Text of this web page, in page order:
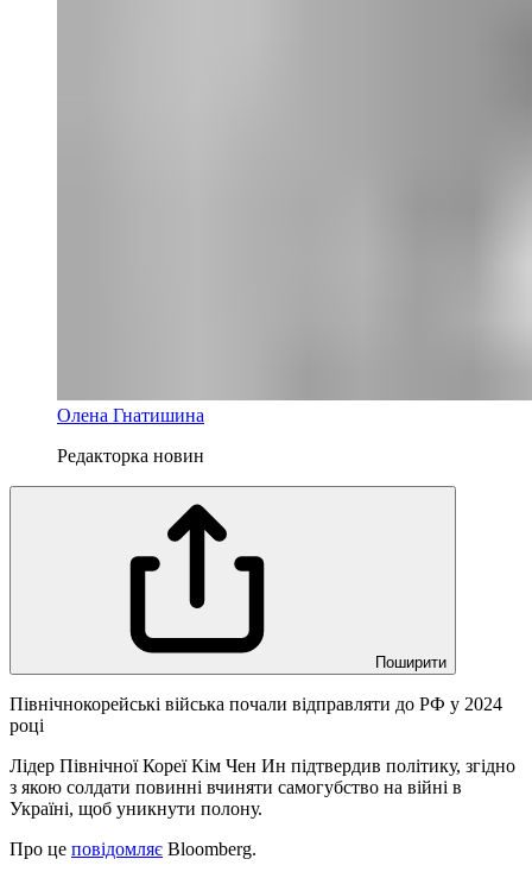
Олена Гнатишина
Редакторка новин
Поширити
Північнокорейські війська почали відправляти до РФ у 2024
році
Лідер Північної Кореї Кім Чен Ин підтвердив політику, згідно
з якою солдати повинні вчиняти самогубство на війні в
Україні, щоб уникнути полону.
Про це повідомляє Bloomberg.